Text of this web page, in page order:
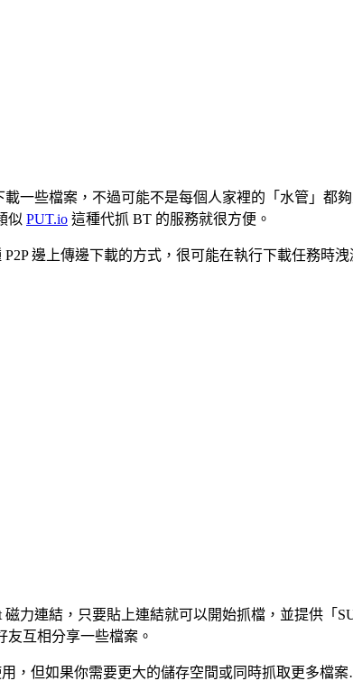
載一些檔案，不過可能不是每個人家裡的「水管」都
似 PUT.io 這種代抓 BT 的服務就很方便。
邊上傳邊下載的方式，很可能在執行下載任務
磁力連結，只要貼上連結就可以開始抓檔，並提供
互相分享一些檔案。
，但如果你需要更大的儲存空間或同時抓取更多檔